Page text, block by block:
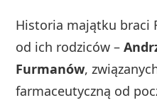
Historia majątku braci
od ich rodziców –
Furmanów,
farmaceutyczną od